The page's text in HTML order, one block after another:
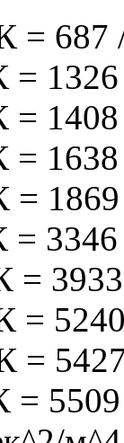
= 687
1326
3346
=
=